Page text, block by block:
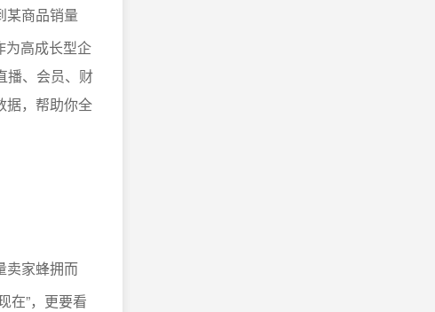
某商品销量
为高成长型企
播、会员、财
据，帮助你全
卖家蜂拥而
在”，更要看